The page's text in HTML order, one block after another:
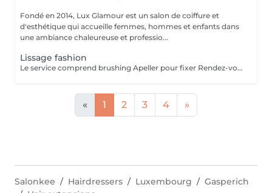
Fondé en 2014, Lux Glamour est un salon de coiffure et
d'esthétique qui accueille femmes, hommes et enfants dans
une ambiance chaleureuse et professio...
Lissage fashion
Le service comprend brushing Apeller pour fixer Rendez-vous
« 1 2 3 4 »
Salonkee Hairdressers Luxembourg
Gasperich